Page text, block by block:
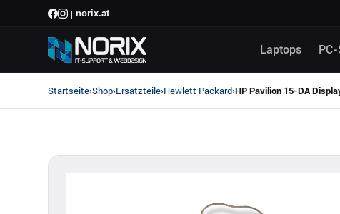
| norix.at
Laptops
Startseite›Shop›Ersatzteile›Hewlett Packard›HP Pavilion 15-DA